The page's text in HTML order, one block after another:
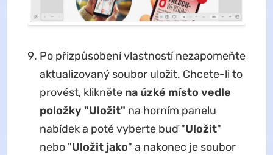
Po přizpůsobení vlastností nezapomeňte
aktualizovaný soubor uložit. Chcete-li to
provést, klikněte na úzké místo vedle
položky "Uložit" na horním panelu
nabídek a poté vyberte buď "Uložit"
nebo "Uložit jako" a nakonec je soubor